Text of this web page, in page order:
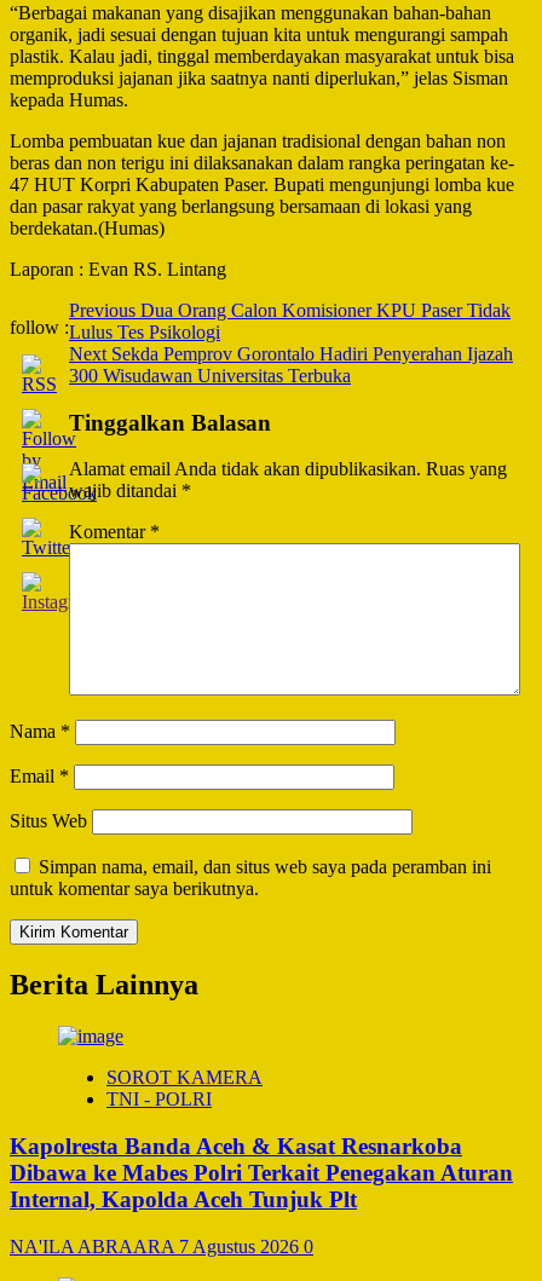
“Berbagai makanan yang disajikan menggunakan bahan-bahan
organik, jadi sesuai dengan tujuan kita untuk mengurangi sampah
plastik. Kalau jadi, tinggal memberdayakan masyarakat untuk bisa
memproduksi jajanan jika saatnya nanti diperlukan,” jelas Sisman
kepada Humas.
Lomba pembuatan kue dan jajanan tradisional dengan bahan non
beras dan non terigu ini dilaksanakan dalam rangka peringatan ke-
47 HUT Korpri Kabupaten Paser. Bupati mengunjungi lomba kue
dan pasar rakyat yang berlangsung bersamaan di lokasi yang
berdekatan.(Humas)
Laporan : Evan RS. Lintang
follow :
Post
Navigation
Previous Dua Orang Calon Komisioner KPU Paser Tidak
Lulus Tes Psikologi
Next Sekda Pemprov Gorontalo Hadiri Penyerahan Ijazah
300 Wisudawan Universitas Terbuka
Tinggalkan Balasan
Alamat email Anda tidak akan dipublikasikan. Ruas yang
wajib ditandai *
Komentar *
Nama *
Email *
Situs Web
Simpan nama, email, dan situs web saya pada peramban ini
untuk komentar saya berikutnya.
Berita Lainnya
SOROT KAMERA
TNI - POLRI
Kapolresta Banda Aceh & Kasat Resnarkoba
Dibawa ke Mabes Polri Terkait Penegakan Aturan
Internal, Kapolda Aceh Tunjuk Plt
NA'ILA ABRAARA 7 Agustus 2026 0